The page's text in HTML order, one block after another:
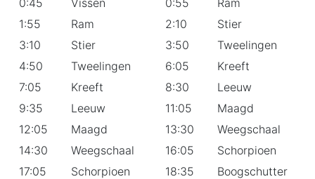
1:55
3:10
4:50
7:05
9:35
12:05
14:30
17:05
Ram
Stier
Tweelingen
Kreeft
Leeuw
Maagd
Weegschaal
Schorpioen
2:10
3:50
6:05
8:30
11:05
13:30
16:05
18:35
Stier
Tweelingen
Kreeft
Leeuw
Maagd
Weegschaal
Schorpioen
Boogschutter